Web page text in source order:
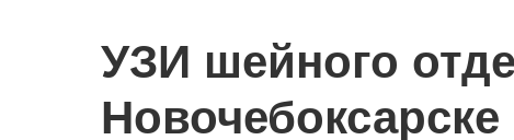
УЗИ шейного
Новочебоксарске